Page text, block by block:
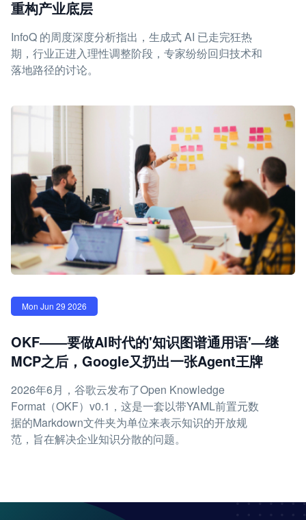
重构产业底层
InfoQ 的周度深度分析指出，生成式 AI 已走完狂热
期，行业正进入理性调整阶段，专家纷纷回归技术和
落地路径的讨论。
Mon Jun 29 2026
OKF——要做AI时代的'知识图谱通用语'—继
MCP之后，Google又扔出一张Agent王牌
2026年6月，谷歌云发布了Open Knowledge
Format（OKF）v0.1，这是一套以带YAML前置元数
据的Markdown文件夹为单位来表示知识的开放规
范，旨在解决企业知识分散的问题。